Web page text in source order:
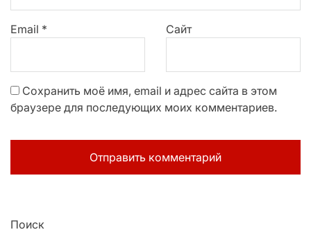
Email * Сайт
Сохранить моё имя, email и адрес сайта в этом
браузере для последующих моих комментариев.
Поиск